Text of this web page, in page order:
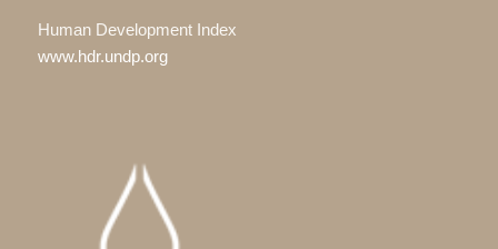
Human Development Index
www.hdr.undp.org